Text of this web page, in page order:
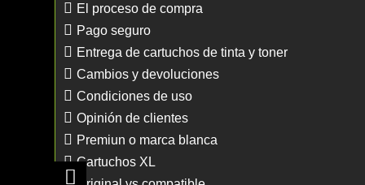
El proceso de compra
Pago seguro
Entrega de cartuchos de tinta y toner
Cambios y devoluciones
Condiciones de uso
Opinión de clientes
Premiun o marca blanca
Cartuchos XL